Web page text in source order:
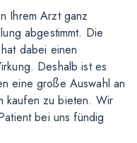
Ihrem Arzt ganz
abgestimmt. Die
dabei einen
Deshalb ist es
eine große Auswahl an
kaufen zu bieten. Wir
bei uns fündig